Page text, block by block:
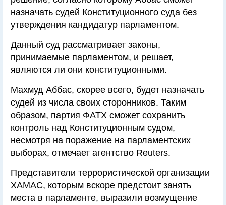
назначать судей Конституционного суда без
утверждения кандидатур парламентом.
Данный суд рассматривает законы,
принимаемые парламентом, и решает,
являются ли они конституционными.
Махмуд Аббас, скорее всего, будет назначать
судей из числа своих сторонников. Таким
образом, партия ФАТХ сможет сохранить
контроль над Конституционным судом,
несмотря на поражение на парламентских
выборах, отмечает агентство Reuters.
Представители террористической организации
ХАМАС, которым вскоре предстоит занять
места в парламенте, выразили возмущение